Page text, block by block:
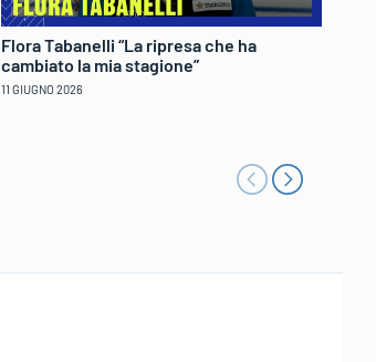
Flora Tabanelli “La ripresa che ha
cambiato la mia stagione”
11 GIUGNO 2026